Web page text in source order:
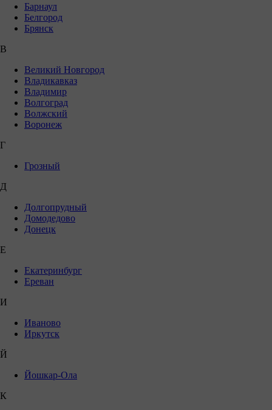
Барнаул
Белгород
Брянск
В
Великий Новгород
Владикавказ
Владимир
Волгоград
Волжский
Воронеж
Г
Грозный
Д
Долгопрудный
Домодедово
Донецк
Е
Екатеринбург
Ереван
И
Иваново
Иркутск
Й
Йошкар-Ола
К